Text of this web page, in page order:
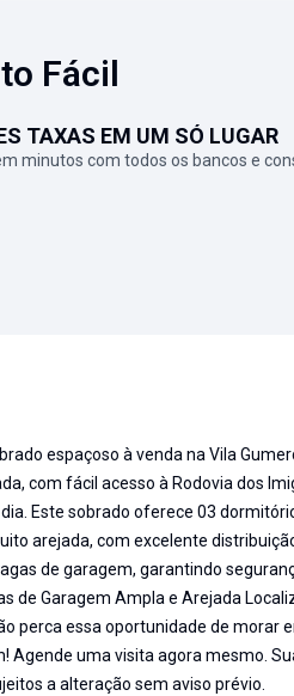
Fácil
TAXAS EM UM SÓ LUGAR
minutos com todos os bancos e
espaçoso à venda na Vila
com fácil acesso à Rodovia dos
Este sobrado oferece 03
arejada, com excelente
de garagem, garantindo
de Garagem Ampla e Arejada
perca essa oportunidade de morar
Agende uma visita agora mesmo.
a alteração sem aviso prévio.